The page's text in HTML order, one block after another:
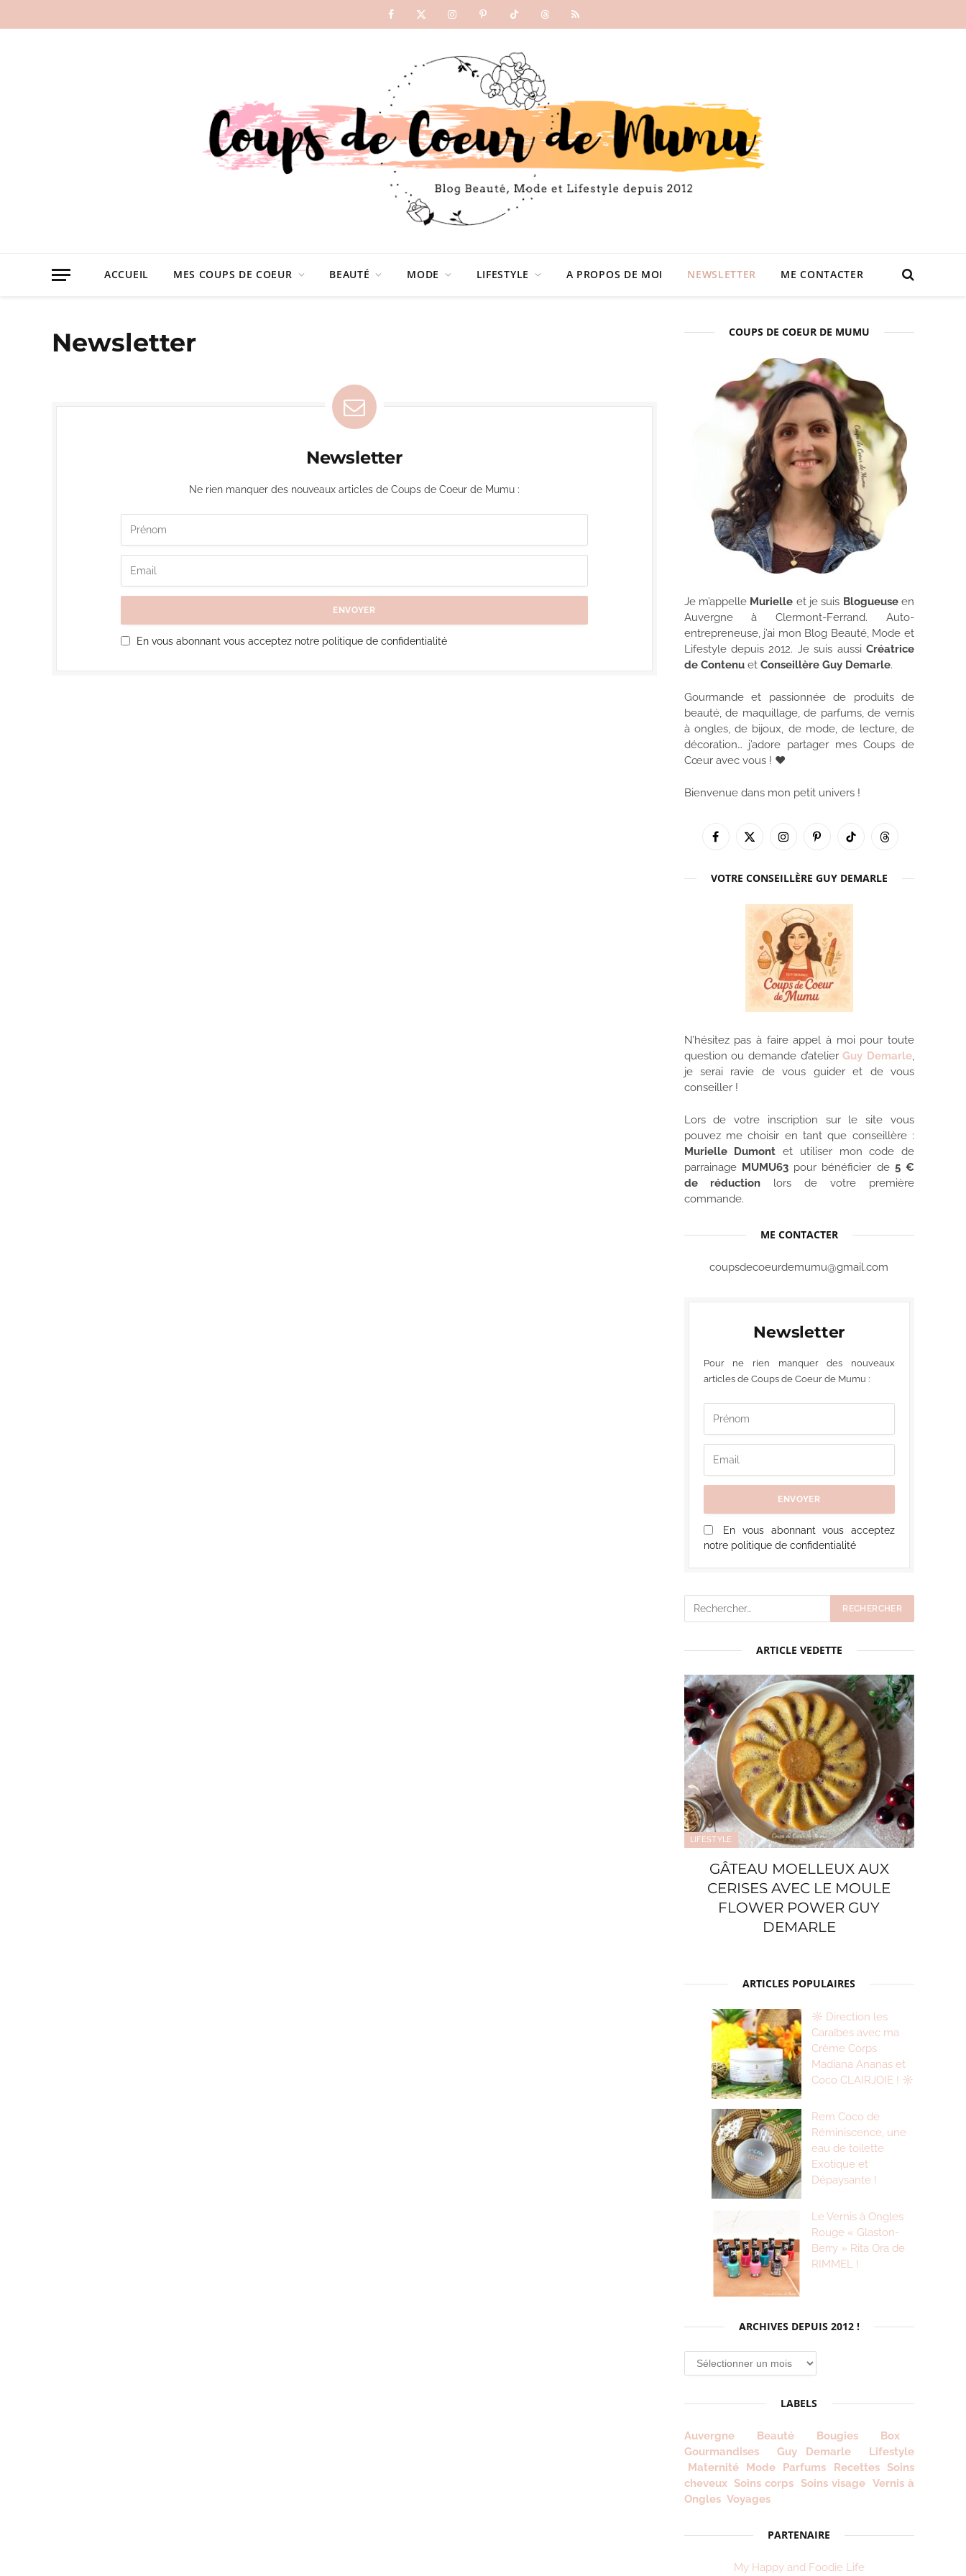
Facebook
X
InstagramPinterestTikTokThreadsRSS
ACCUEIL MES COUPS DE COEUR BEAUTÉ MODE LIFESTYLE A PROPOS DE MOI NEWSLETTER ME CONTACTER
Newsletter
Newsletter
Ne rien manquer des nouveaux articles de Coups de Coeur de Mumu :
En vous abonnant vous acceptez notre politique de confidentialité
COUPS DE COEUR DE MUMU
Je m’appelle Murielle et je suis Blogueuseen
Auvergne à Clermont-Ferrand. Auto-
entrepreneuse, j’ai mon Blog Beauté, Mode et
Lifestyle depuis 2012. Je suis aussi Créatrice
de Contenuet Conseillère Guy Demarle.
Gourmande et passionnée de produits de
beauté, de maquillage, de parfums, de vernis
à ongles, de bijoux, de mode, de lecture, de
décoration… j’adore partager mes Coups de
Cœur avec vous ! ♥
Bienvenue dans mon petit univers !
Facebook
X
InstagramPinterestTikTok Threads
VOTRE CONSEILLÈRE GUY DEMARLE
N’hésitez pas à faire appel à moi pour toute
question ou demande d’atelierGuy Demarle,
je serai ravie de vous guider et de vous
conseiller !
Lors de votre inscription sur le site vous
pouvez me choisir en tant que conseillère :
Murielle Dumont et utiliser mon code de
parrainage MUMU63pour bénéficier de 5 €
de réduction lors de votre première
commande.
ME CONTACTER
coupsdecoeurdemumu@gmail.com
Newsletter
Pour ne rien manquer des nouveaux
articles de Coups de Coeur de Mumu :
En vous abonnant vous acceptez
notre politique de confidentialité
ARTICLE VEDETTE
LIFESTYLE
GÂTEAU MOELLEUX AUX
CERISES AVEC LE MOULE
FLOWER POWER GUY
DEMARLE
ARTICLES POPULAIRES
☼ Direction les
Caraïbes avec ma
Crème Corps
Madiana Ananas et
Coco CLAIRJOIE ! ☼
Rem Coco de
Réminiscence, une
eau de toilette
Exotique et
Dépaysante !
Le Vernis à Ongles
Rouge « Glaston-
Berry » Rita Ora de
RIMMEL !
ARCHIVES DEPUIS 2012 !
LABELS
Auvergne Beauté Bougies
Box
Gourmandises
Guy Demarle
Lifestyle
Maternité
Mode Parfums Recettes Soins
cheveux Soins corps Soins visage Vernis à
Ongles Voyages
PARTENAIRE
My Happy and Foodie Life